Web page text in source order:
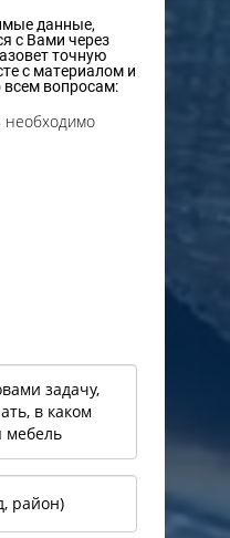
данные,
с Вами через
точную
с материалом и
всем вопросам:
необходимо